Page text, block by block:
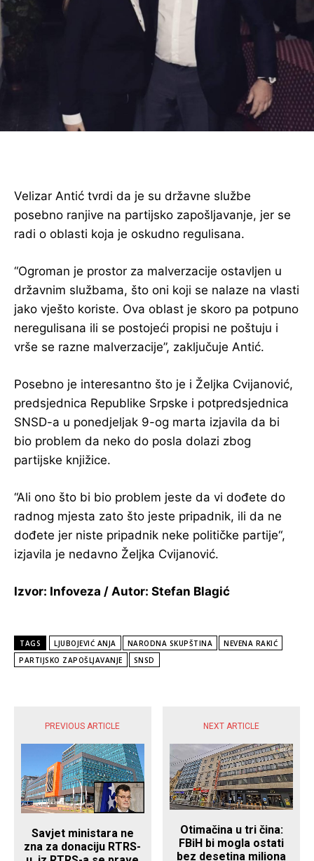
Velizar Antić tvrdi da je su državne službe
posebno ranjive na partijsko zapošljavanje, jer se
radi o oblasti koja je oskudno regulisana.
“Ogroman je prostor za malverzacije ostavljen u
državnim službama, što oni koji se nalaze na vlasti
jako vješto koriste. Ova oblast je skoro pa potpuno
neregulisana ili se postojeći propisi ne poštuju i
vrše se razne malverzacije”, zaključuje Antić.
Posebno je interesantno što je i Željka Cvijanović,
predsjednica Republike Srpske i potpredsjednica
SNSD-a u ponedjeljak 9-og marta izjavila da bi
bio problem da neko do posla dolazi zbog
partijske knjižice.
“Ali ono što bi bio problem jeste da vi dođete do
radnog mjesta zato što jeste pripadnik, ili da ne
dođete jer niste pripadnik neke političke partije“,
izjavila je nedavno Željka Cvijanović.
Izvor: Infoveza / Autor: Stefan Blagić
TAGS LJUBOJEVIĆ ANJA NARODNA SKUPŠTINA
NEVENA RAKIĆ
PARTIJSKO ZAPOŠLJAVANJE
SNSD
PREVIOUS ARTICLE
Savjet ministara ne
zna za donaciju RTRS-
NEXT ARTICLE
Otimačina u tri čina:
FBiH bi mogla ostati
bez desetina miliona